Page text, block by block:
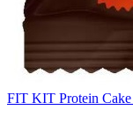
FIT KIT Protein